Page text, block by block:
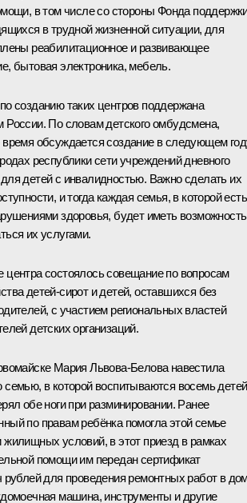
в том числе со стороны Фонда
в трудной жизненной ситуации, для
реабилитационное и развивающее
бытовая электроника, мебель.
созданию таких центров поддержана
России. По словам детского омбудсмена,
обсуждается создание в следующем
республики сети учреждений дневного
детей с инвалидностью. Важно сделать их
и тогда каждая семья, в которой есть
здоровья, будет иметь возможность
их услугами.
состоялось совещание по вопросам
детей-сирот и детей, оставшихся без
с участием региональных властей
детских организаций.
Мария Львова-Белова навестила
семью, в которой воспитываются восемь
обе ноги при разминировании. Ранее
по правам ребёнка помогла этой семье
условий, в этот приезд в рамках
помощи им передан сертификат
рублей для проведения ремонтных работ в
машина, инструменты и другие